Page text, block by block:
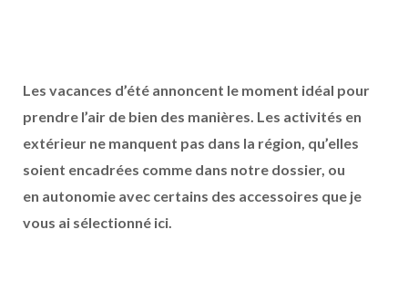
m
Les vacances d’été annoncent le moment idéal pour
prendre l’air de bien des manières. Les activités en
extérieur ne manquent pas dans la région, qu’elles
soient encadrées comme dans notre dossier, ou
en autonomie avec certains des accessoires que je
vous ai sélectionné ici.